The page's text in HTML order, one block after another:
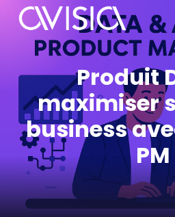
Produit
maximiser
business
PM